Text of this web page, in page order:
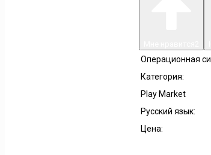
Операционная
Категория:
Play Market
Русский язык:
Цена: